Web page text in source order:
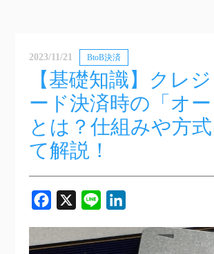
2023/11/21 BtoB決済
【基礎知識】クレ
ード決済時の「オー
とは？仕組みや方
て解説！
Facebook
X Line